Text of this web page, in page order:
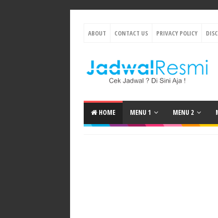
ABOUT CONTACT US PRIVACY POLICY
HOME MENU 1 MENU 2